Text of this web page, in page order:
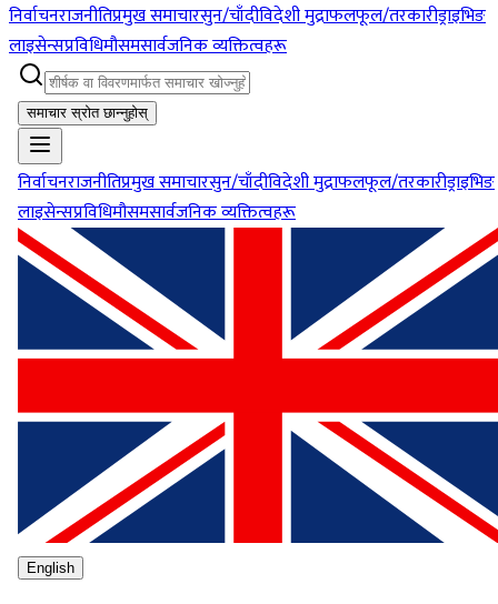
निर्वाचनराजनीतिप्रमुख समाचारसुन/चाँदीविदेशी मुद्राफलफूल/तरकारीड्राइभिङ
लाइसेन्सप्रविधिमौसमसार्वजनिक व्यक्तित्वहरू
समाचार स्रोत छान्नुहोस्
निर्वाचनराजनीतिप्रमुख समाचारसुन/चाँदीविदेशी मुद्राफलफूल/तरकारीड्राइभिङ
लाइसेन्सप्रविधिमौसमसार्वजनिक व्यक्तित्वहरू
English